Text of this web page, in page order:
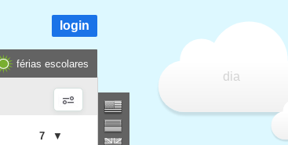
dia
login
férias escolares
7
▼